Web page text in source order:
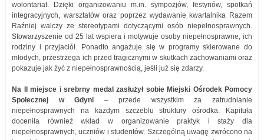
wolontariat. Dzięki organizowaniu m.in. sympozjów, festynów, spotkań
integracyjnych, warsztatów oraz poprzez wydawanie kwartalnika Razem
Raźniej walczy ze stereotypami dotyczącymi osób niepełnosprawnych.
Stowarzyszenie od 25 lat wspiera i motywuje osoby niepełnosprawne, ich
rodziny i przyjaciół. Ponadto angażuje się w programy skierowane do
młodych, przestrzega ich przed tragicznymi w skutkach zachowaniami oraz
pokazuje jak żyć z niepełnosprawnością, jeśli już się zdarzy.
Na II miejsce i srebrny medal zasłużył sobie Miejski Ośrodek Pomocy
Społecznej w Gdyni – przede wszystkim za zatrudnianie
niepełnosprawnych na każdym szczeblu struktury ośrodka. Kapituła
doceniła również wkład w organizowanie praktyk i staży dla
niepełnosprawnych, uczniów i studentów. Szczególną uwagę zwrócono na